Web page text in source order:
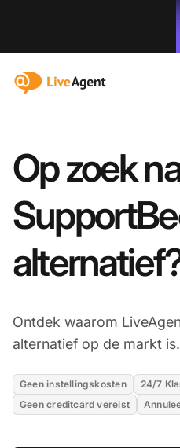
:site.title
Op zoek
Ontdek waarom
alternatief op de markt is.
Geen instellingskosten
24/7
Geen creditcard vereist